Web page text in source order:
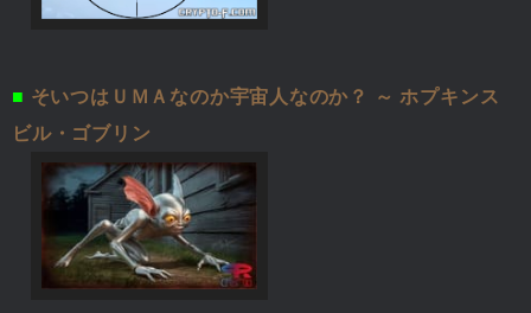
■ そいつはＵＭＡなのか宇宙人なのか？ ～ ホプキンス
ビル・ゴブリン